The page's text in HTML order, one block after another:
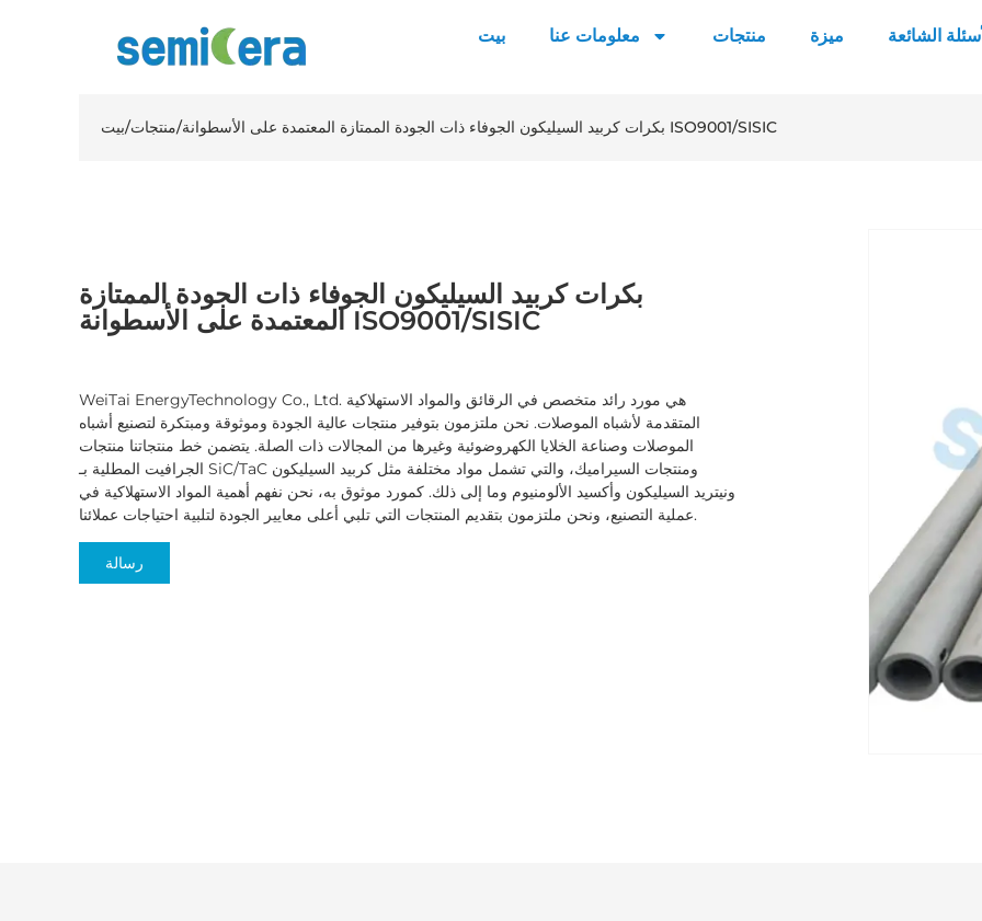
بيت معلومات عنا منتجات ميزة الشائعة
بيت/منتجات/ بكرات كربيد السيليكون الجوفاء ذات الجودة الممتازة المعتمدة على الأسطوانة ISO9001/SISIC
بكرات كربيد السيليكون الجوفاء ذات الجودة الممتازة
المعتمدة على الأسطوانة ISO9001/SISIC
WeiTai EnergyTechnology Co., Ltd. هي مورد رائد متخصص في الرقائق والمواد الاستهلاكية
المتقدمة لأشباه الموصلات. نحن ملتزمون بتوفير منتجات عالية الجودة وموثوقة ومبتكرة لتصنيع أشباه
الموصلات وصناعة الخلايا الكهروضوئية وغيرها من المجالات ذات الصلة. يتضمن خط منتجاتنا منتجات
الجرافيت المطلية بـ SiC/TaC ومنتجات السيراميك، والتي تشمل مواد مختلفة مثل كربيد السيليكون
ونيتريد السيليكون وأكسيد الألومنيوم وما إلى ذلك. كمورد موثوق به، نحن نفهم أهمية المواد الاستهلاكية في
عملية التصنيع، ونحن ملتزمون بتقديم المنتجات التي تلبي أعلى معايير الجودة لتلبية احتياجات عملائنا.
رسالة